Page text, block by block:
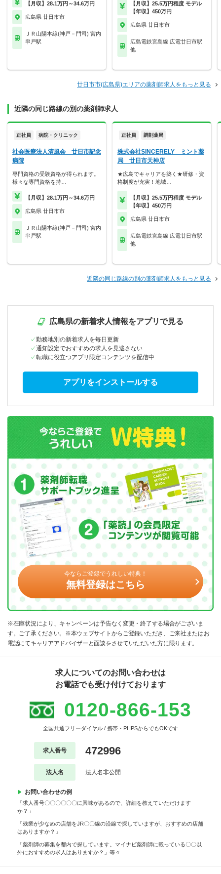
【月収】28.1万円～34.6万円
広島県 廿日市市
ＪＲ山陽本線(神戸－門司) 宮内
串戸駅
【月収】25.5万円程度 モデル
【年収】450万円
広島県 廿日市市
広島電鉄宮島線 広電廿日市駅
他
廿日市市(広島県)エリアの薬剤師求人をもっと見る
近隣の同じ路線の別の薬剤師求人
正社員 病院・クリニック
社会医療法人清風会 廿日市記念
病院
専門資格の受験資格が得られます。
様々な専門資格を持…
【月収】28.1万円～34.6万円
広島県 廿日市市
ＪＲ山陽本線(神戸－門司) 宮内
串戸駅
正社員 調剤薬局
株式会社SINCERELY ミント薬
局 廿日市天神店
★広島でキャリアを築く★研修・資
格制度が充実！地域…
【月収】25.5万円程度 モデル
【年収】450万円
広島県 廿日市市
広島電鉄宮島線 広電廿日市駅
他
近隣の同じ路線の別の薬剤師求人をもっと見る
広島県の新着求人情報をアプリで見る
勤務地別の新着求人を毎日更新
通知設定でおすすめの求人を見逃さない
転職に役立つアプリ限定コンテンツを配信中
アプリをインストールする
今ならご登録でうれしい特典！
無料登録はこちら
※在庫状況により、キャンペーンは予告なく変更・終了する場合がございま
す。ご了承ください。※本ウェブサイトからご登録いただき、ご来社またはお
電話にてキャリアアドバイザーと面談をさせていただいた方に限ります。
求人についてのお問い合わせは
お電話でも受け付けております
0120-866-153
全国共通フリーダイヤル / 携帯・PHPSからでもOKです
求人番号 472996
法人名 法人名非公開
お問い合わせの例
「求人番号〇〇〇〇〇〇に興味があるので、詳細を教えていただけます
か？」
「残業が少なめの店舗をJR〇〇線の沿線で探していますが、おすすめの店舗
はありますか？」
「薬剤師の募集を都内で探しています。マイナビ薬剤師に載っている〇〇以
外におすすめの求人はありますか？」等々